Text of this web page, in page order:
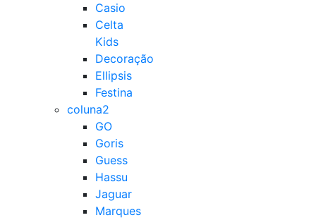
Casio
Celta
Kids
Decoração
Ellipsis
Festina
coluna2
GO
Goris
Guess
Hassu
Jaguar
Marques